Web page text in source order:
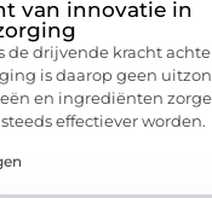
van innovatie in
de drijvende kracht
is daarop geen
en ingrediënten
effectiever worden.